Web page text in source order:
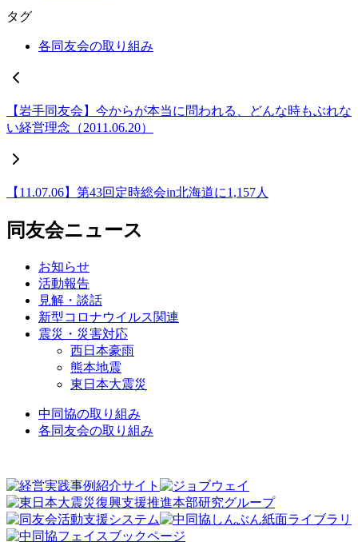
タグ
各同友会の取り組み
【岩手同友会】今からが本当に問われる、どんな時もぶれな
い経営理念（2011.06.20）
【11.07.06】第43回定時総会in北海道に1,157人
同友会ニュース
お知らせ
活動報告
見解・談話
新型コロナウイルス関連
震災・災害対応
西日本豪雨
熊本地震
東日本大震災
中同協の取り組み
各同友会の取り組み